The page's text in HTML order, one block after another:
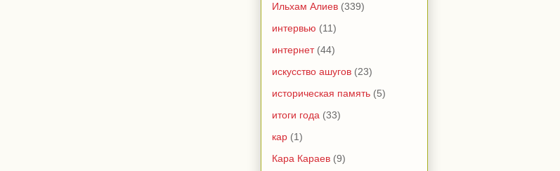
Ильхам Алиев (339)
интервью (11)
интернет (44)
искусство ашугов (23)
историческая память (5)
итоги года (33)
кар (1)
Кара Караев (9)